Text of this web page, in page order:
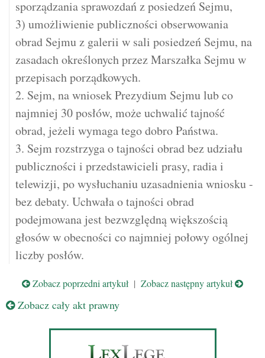
sporządzania sprawozdań z posiedzeń Sejmu,
3) umożliwienie publiczności obserwowania
obrad Sejmu z galerii w sali posiedzeń Sejmu, na
zasadach określonych przez Marszałka Sejmu w
przepisach porządkowych.
2. Sejm, na wniosek Prezydium Sejmu lub co
najmniej 30 posłów, może uchwalić tajność
obrad, jeżeli wymaga tego dobro Państwa.
3. Sejm rozstrzyga o tajności obrad bez udziału
publiczności i przedstawicieli prasy, radia i
telewizji, po wysłuchaniu uzasadnienia wniosku -
bez debaty. Uchwała o tajności obrad
podejmowana jest bezwzględną większością
głosów w obecności co najmniej połowy ogólnej
liczby posłów.
Zobacz poprzedni artykuł | Zobacz następny artykuł
Zobacz cały akt prawny